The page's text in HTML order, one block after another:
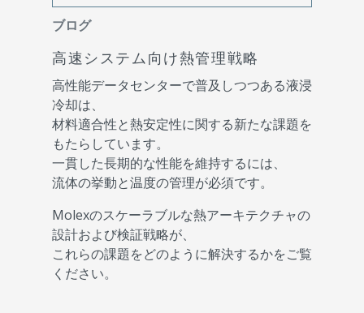
ブログ
高速システム向け熱管理戦略
高性能データセンターで普及しつつある液浸
冷却は、
材料適合性と熱安定性に関する新たな課題を
もたらしています。
一貫した長期的な性能を維持するには、
流体の挙動と温度の管理が必須です。
Molexのスケーラブルな熱アーキテクチャの
設計および検証戦略が、
これらの課題をどのように解決するかをご覧
ください。